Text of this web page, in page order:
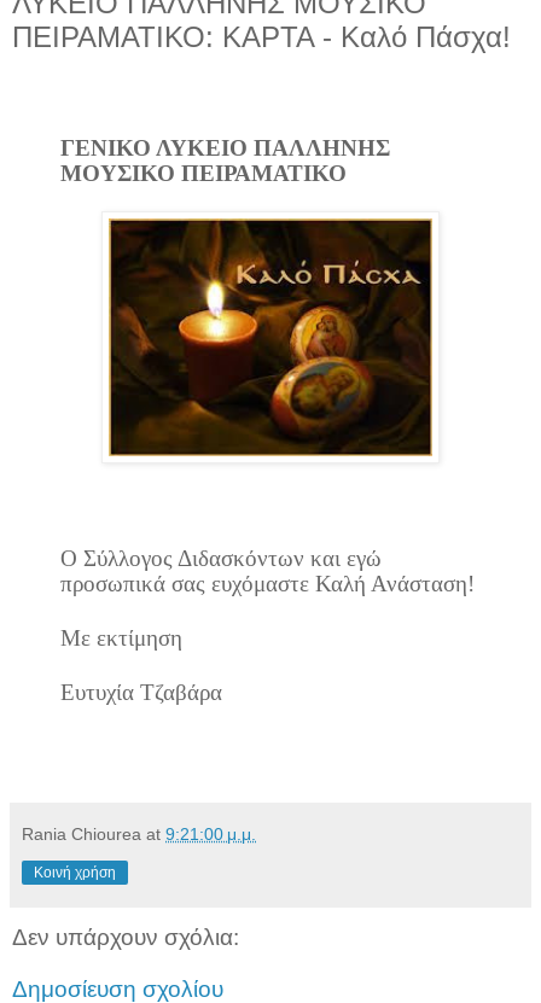
ΠΕΙΡΑΜΑΤΙΚΟ: ΚΑΡΤΑ - Καλό Πάσχα!
ΓΕΝΙΚΟ ΛΥΚΕΙΟ ΠΑΛΛΗΝΗΣ
ΜΟΥΣΙΚΟ ΠΕΙΡΑΜΑΤΙΚΟ
Ο Σύλλογος Διδασκόντων και εγώ
προσωπικά σας ευχόμαστε Καλή Ανάσταση!
Με εκτίμηση
Ευτυχία Τζαβάρα
Rania Chiourea at 9:21:00 μ.μ.
Κοινή χρήση
Δεν υπάρχουν σχόλια:
Δημοσίευση σχολίου